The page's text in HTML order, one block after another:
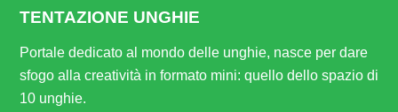
TENTAZIONE UNGHIE
Portale dedicato al mondo delle unghie, nasce per dare
sfogo alla creatività in formato mini: quello dello spazio di
10 unghie.